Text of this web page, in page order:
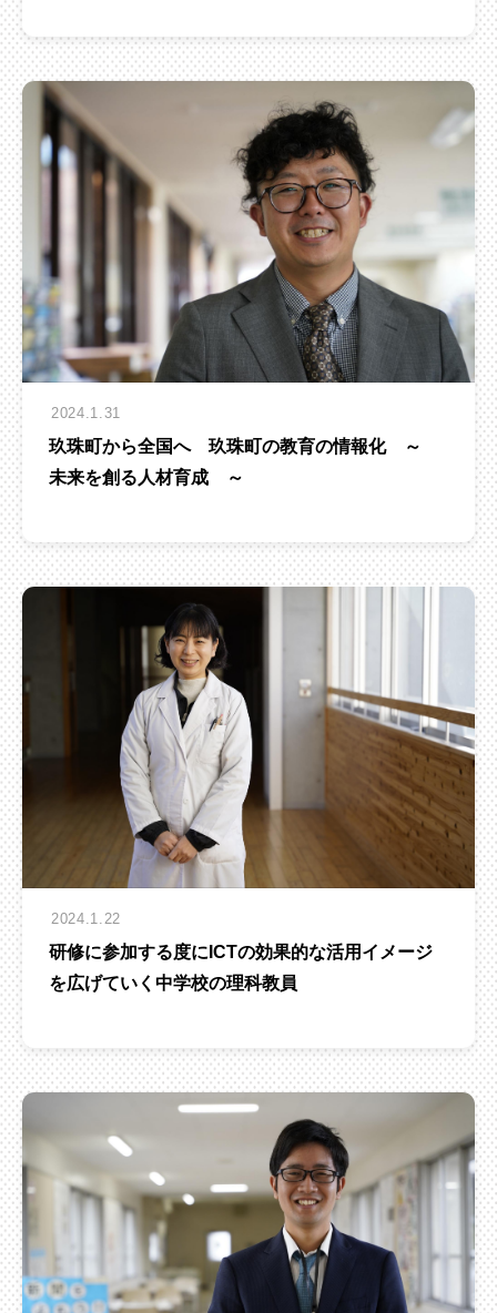
2024.1.31
玖珠町から全国へ 玖珠町の教育の情報化 ～
未来を創る人材育成 ～
2024.1.22
研修に参加する度にICTの効果的な活用イメージ
を広げていく中学校の理科教員